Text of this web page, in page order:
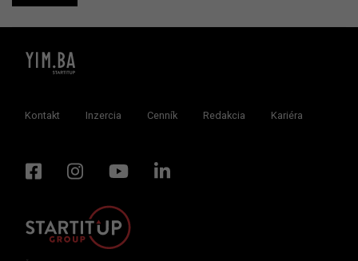
Kontakt Inzercia Cenník Redakcia Kariéra